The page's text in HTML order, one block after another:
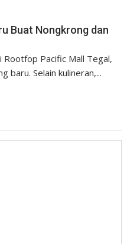
Buat Nongkrong dan
Rootfop Pacific Mall Tegal,
baru. Selain kulineran,...